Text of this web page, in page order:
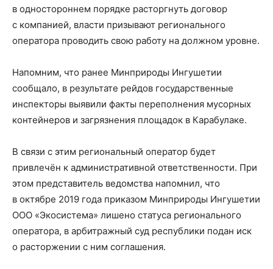
в одностороннем порядке расторгнуть договор
с компанией, власти призывают регионального
оператора проводить свою работу на должном уровне.
Напомним, что ранее Минприроды Ингушетии
сообщало, в результате рейдов государственные
инспекторы выявили факты переполнения мусорных
контейнеров и загрязнения площадок в Карабулаке.
В связи с этим региональный оператор будет
привлечён к административной ответственности. При
этом представитель ведомства напомнил, что
в октябре 2019 года приказом Минприроды Ингушетии
ООО «Экосистема» лишено статуса регионального
оператора, в арбитражный суд республики подан иск
о расторжении с ним соглашения.